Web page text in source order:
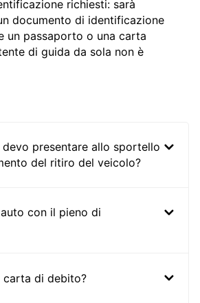
richiesti: sarà
documento di identificazione
un passaporto o una carta
di guida da sola non è
presentare allo sportello
del ritiro del veicolo?
con il pieno di
carta di debito?